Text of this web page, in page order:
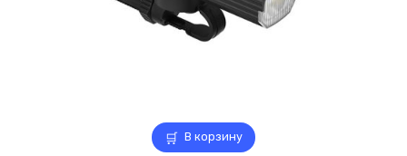
В корзину